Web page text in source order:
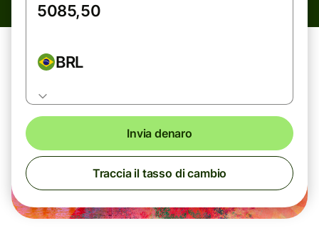
BRL
Invia denaro
Traccia il tasso di cambio